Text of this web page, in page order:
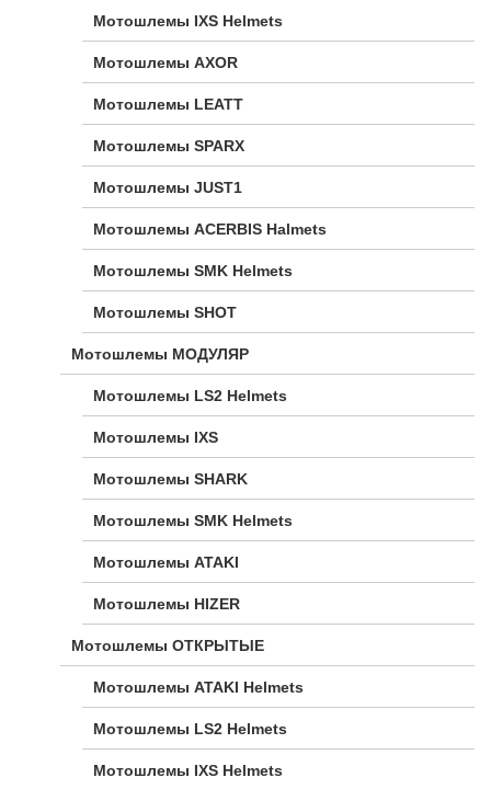
Мотошлемы IXS Helmets
Мотошлемы AXOR
Мотошлемы LEATT
Мотошлемы SPARX
Мотошлемы JUST1
Мотошлемы ACERBIS Halmets
Мотошлемы SMK Helmets
Мотошлемы SHOT
Мотошлемы МОДУЛЯР
Мотошлемы LS2 Helmets
Мотошлемы IXS
Мотошлемы SHARK
Мотошлемы SMK Helmets
Мотошлемы ATAKI
Мотошлемы HIZER
Мотошлемы ОТКРЫТЫЕ
Мотошлемы ATAKI Helmets
Мотошлемы LS2 Helmets
Мотошлемы IXS Helmets